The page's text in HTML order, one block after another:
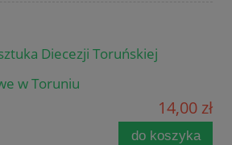
Diecezji Toruńskiej
w Toruniu
14,00 zł
do koszyka